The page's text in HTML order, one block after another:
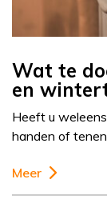
Wat te
en
Heeft u
handen of
Meer